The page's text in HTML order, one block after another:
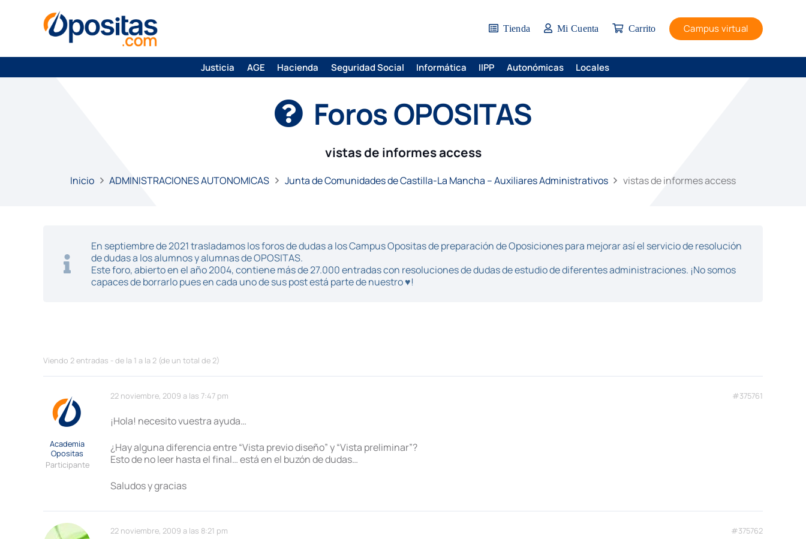
Tienda Mi Cuenta Carrito Campus virtual
Justicia AGE Hacienda Seguridad Social Informática IIPP Autonómicas Locales
Foros OPOSITAS
vistas de informes access
Inicio ADMINISTRACIONES AUTONOMICAS Junta de Comunidades de Castilla-La Mancha – Auxiliares Administrativos vistas de informes access
En septiembre de 2021 trasladamos los foros de dudas a los Campus Opositas de preparación de Oposiciones para mejorar así el servicio de resolución
de dudas a los alumnos y alumnas de OPOSITAS.
Este foro, abierto en el año 2004, contiene más de 27.000 entradas con resoluciones de dudas de estudio de diferentes administraciones. ¡No somos
capaces de borrarlo pues en cada uno de sus post está parte de nuestro ♥!
Viendo 2 entradas - de la 1 a la 2 (de un total de 2)
22 noviembre, 2009 a las 7:47 pm #375761
Academia
Opositas
Participante
¡Hola! necesito vuestra ayuda…
¿Hay alguna diferencia entre “Vista previo diseño” y “Vista preliminar”?
Esto de no leer hasta el final… está en el buzón de dudas…
Saludos y gracias
22 noviembre, 2009 a las 8:21 pm #375762